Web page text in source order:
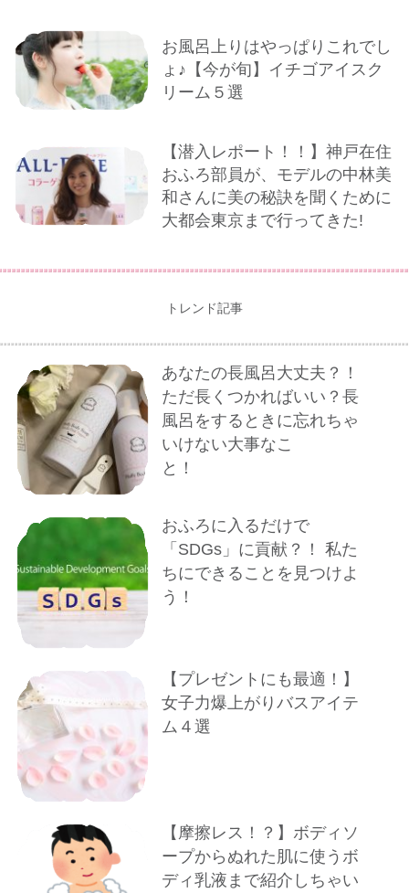
お風呂上りはやっぱりこれでし
ょ♪【今が旬】イチゴアイスク
リーム５選
【潜入レポート！！】神戸在住
おふろ部員が、モデルの中林美
和さんに美の秘訣を聞くために
大都会東京まで行ってきた!
トレンド記事
あなたの長風呂大丈夫？！
ただ長くつかればいい？長
風呂をするときに忘れちゃ
いけない大事なこ
と！
おふろに入るだけで
「SDGs」に貢献？！ 私た
ちにできることを見つけよ
う！
【プレゼントにも最適！】
女子力爆上がりバスアイテ
ム４選
【摩擦レス！？】ボディソ
ープからぬれた肌に使うボ
ディ乳液まで紹介しちゃい